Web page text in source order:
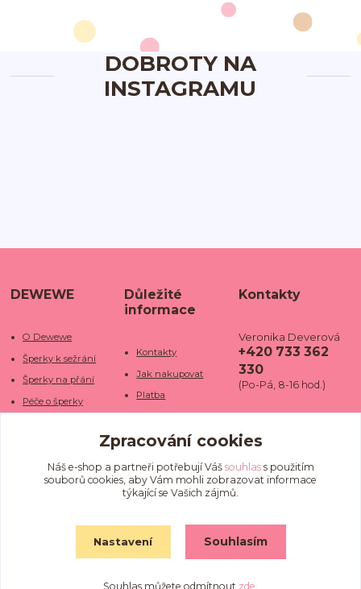
DOBROTY NA
INSTAGRAMU
DEWEWE
O Dewewe
Šperky k sežrání
Šperky na přání
Péče o šperky
Kamenné obchody
Fotogalerie
Důležité
informace
Kontakty
Jak nakupovat
Platba
Doba dodání
Doprava
Obchodní podmínky
Ochrana osobních
Kontakty
Veronika Deverová
+420 733 362
330
(Po-Pá, 8-16 hod.)
we.cz
Zpracování cookies
Náš e-shop a partneři potřebují Váš souhlass použitím
souborů cookies, aby Vám mohli zobrazovat informace
týkající se Vašich zájmů.
Nastavení Souhlasím
Souhlas můžete odmítnout zde